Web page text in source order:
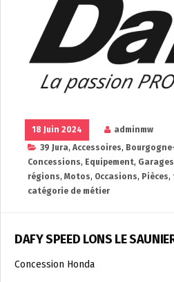
18 Juin 2024
adminmw
39 Jura, Accessoires,
Concessions, Equipement, Garages
régions, Motos, Occasions, Pièces,
catégorie de métier
DAFY SPEED LONS LE
Concession Honda